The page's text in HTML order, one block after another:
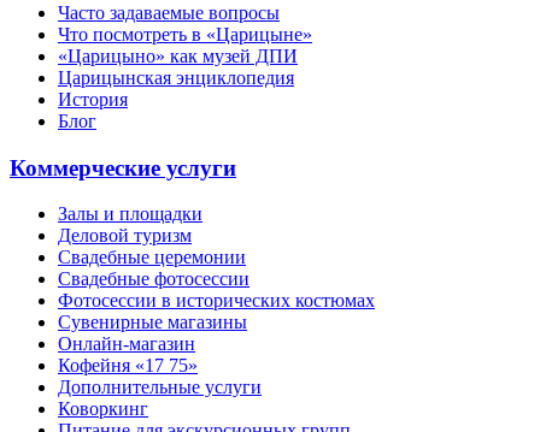
Часто задаваемые вопросы
Что посмотреть в «Царицыне»
«Царицыно» как музей ДПИ
Царицынская энциклопедия
История
Блог
Коммерческие услуги
Залы и площадки
Деловой туризм
Свадебные церемонии
Свадебные фотосессии
Фотосессии в исторических костюмах
Сувенирные магазины
Онлайн-магазин
Кофейня «17 75»
Дополнительные услуги
Коворкинг